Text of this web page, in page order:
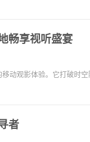
畅享视听盛宴
动观影体验。它打破时
者